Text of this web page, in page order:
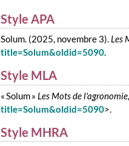
Style APA
Solum. (2025, novembre 3). Les
title=Solum&oldid=5090.
Style MLA
« Solum » Les Mots de
title=Solum&oldid=5090>.
Style MHRA